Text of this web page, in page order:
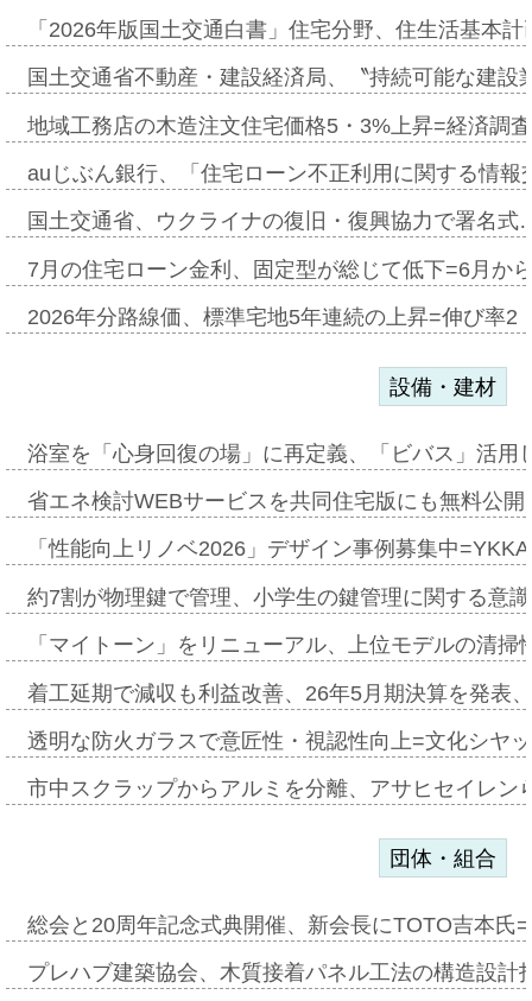
「2026年版国土交通白書」住宅分野、住生活基本
国土交通省不動産・建設経済局、〝持続可能な建
地域工務店の木造注文住宅価格5・3%上昇=経済調
auじぶん銀行、「住宅ローン不正利用に関する情
国土交通省、ウクライナの復旧・復興協力で署名
7月の住宅ローン金利、固定型が総じて低下=6月か
2026年分路線価、標準宅地5年連続の上昇=伸び率
設備・建材
浴室を「心身回復の場」に再定義、「ビバス」活
省エネ検討WEBサービスを共同住宅版にも無料公
「性能向上リノベ2026」デザイン事例募集中
約7割が物理鍵で管理、小学生の鍵管理に関する意
「マイトーン」をリニューアル、上位モデルの清
着工延期で減収も利益改善、26年5月期決算を発表
透明な防火ガラスで意匠性・視認性向上=文化シヤ
市中スクラップからアルミを分離、アサヒセイレ
団体・組合
総会と20周年記念式典開催、新会長にTOTO吉本氏
プレハブ建築協会、木質接着パネル工法の構造設